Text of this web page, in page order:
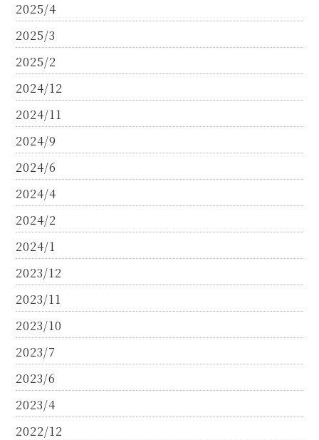
2025/4
2025/3
2025/2
2024/12
2024/11
2024/9
2024/6
2024/4
2024/2
2024/1
2023/12
2023/11
2023/10
2023/7
2023/6
2023/4
2022/12